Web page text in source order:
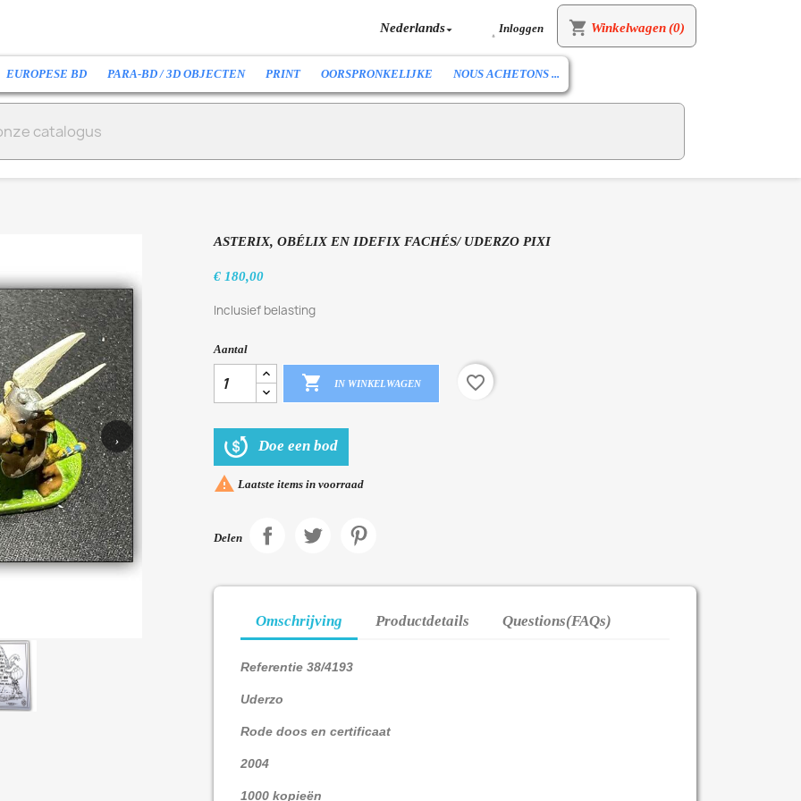
Nederlands 
Inloggen shopping_cart Winkelwagen(0)
EUROPESE BD PARA-BD / 3D OBJECTEN PRINT OORSPRONKELIJKE NOUS ACHETONS ...
›
ASTERIX, OBÉLIX EN IDEFIX FACHÉS/ UDERZO PIXI
€ 180,00
Inclusief belasting
Aantal
 IN WINKELWAGEN favorite_border
Doe een bod
 Laatste items in voorraad
Delen
Omschrijving Productdetails Questions(FAQs)
Referentie 38/4193
Uderzo
Rode doos en certificaat
2004
1000 kopieën